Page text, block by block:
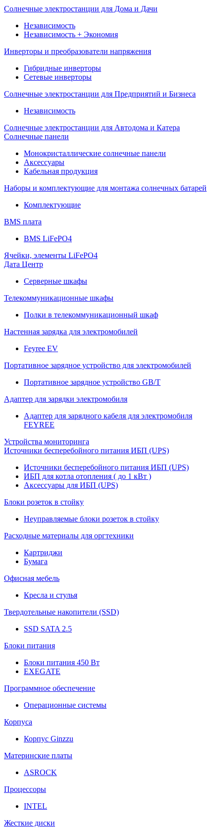
Солнечные электростанции для Дома и Дачи
Независимость
Независимость + Экономия
Инверторы и преобразователи напряжения
Гибридные инверторы
Сетевые инверторы
Солнечные электростанции для Предприятий и Бизнеса
Независимость
Солнечные электростанции для Автодома и Катера
Солнечные панели
Монокристаллические солнечные панели
Аксессуары
Кабельная продукция
Наборы и комплектующие для монтажа солнечных батарей
Комплектующие
BMS плата
BMS LiFePO4
Ячейки, элементы LiFePO4
Дата Центр
Серверные шкафы
Телекоммуникационные шкафы
Полки в телекоммуникационный шкаф
Настенная зарядка для электромобилей
Feyree EV
Портативное зарядное устройство для электромобилей
Портативное зарядное устройство GB/T
Адаптер для зарядки электромобиля
Адаптер для зарядного кабеля для электромобиля
FEYREE
Устройства мониторинга
Источники бесперебойного питания ИБП (UPS)
Источники бесперебойного питания ИБП (UPS)
ИБП для котла отопления ( до 1 кВт )
Аксессуары для ИБП (UPS)
Блоки розеток в стойку
Неуправляемые блоки розеток в стойку
Расходные материалы для оргтехники
Картриджи
Бумага
Офисная мебель
Кресла и стулья
Твердотельные накопители (SSD)
SSD SATA 2.5
Блоки питания
Блоки питания 450 Вт
EXEGATE
Программное обеспечение
Операционные системы
Корпуса
Корпус Ginzzu
Материнские платы
ASROCK
Процессоры
INTEL
Жесткие диски